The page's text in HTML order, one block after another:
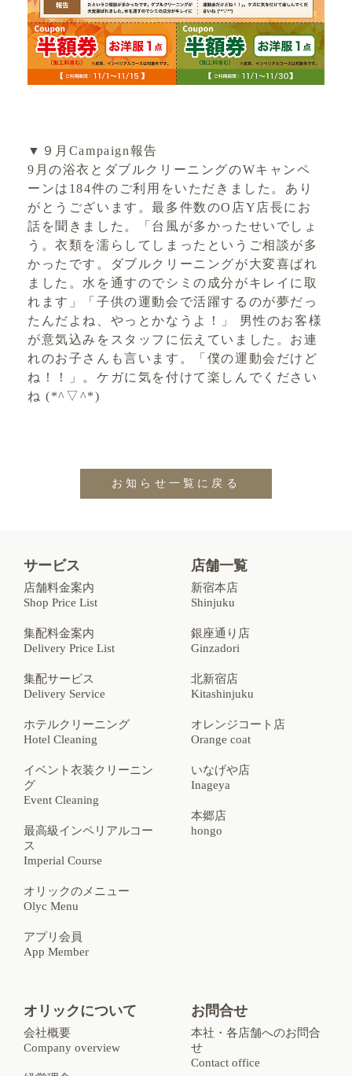
▼９月Campaign報告
9月の浴衣とダブルクリーニングのWキャンペ
ーンは184件のご利用をいただきました。あり
がとうございます。最多件数のO店Y店長にお
話を聞きました。「台風が多かったせいでしょ
う。衣類を濡らしてしまったというご相談が多
かったです。ダブルクリーニングが大変喜ばれ
ました。水を通すのでシミの成分がキレイに取
れます」「子供の運動会で活躍するのが夢だっ
たんだよね、やっとかなうよ！」 男性のお客様
が意気込みをスタッフに伝えていました。お連
れのお子さんも言います。「僕の運動会だけど
ね！！」。ケガに気を付けて楽しんでください
ね (*^▽^*)
お知らせ一覧に戻る
サービス
店舗料金案内
Shop Price List
集配料金案内
Delivery Price List
集配サービス
Delivery Service
ホテルクリーニング
Hotel Cleaning
イベント衣装クリーニン
グ
Event Cleaning
最高級インペリアルコー
ス
Imperial Course
オリックのメニュー
Olyc Menu
アプリ会員
App Member
店舗一覧
新宿本店
Shinjuku
銀座通り店
Ginzadori
北新宿店
Kitashinjuku
オレンジコート店
Orange coat
いなげや店
Inageya
本郷店
hongo
オリックについて
会社概要
Company overview
お問合せ
本社・各店舗へのお問合
せ
Contact office